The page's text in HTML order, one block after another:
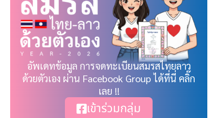
อัพเดทข้อมูล การจดทะเบียนสมรสไทยลาว
ด้วยตัวเอง ผ่าน Facebook Group ได้ที่นี่ คลิ๊ก
เลย !!
เข้าร่วมกลุ่ม